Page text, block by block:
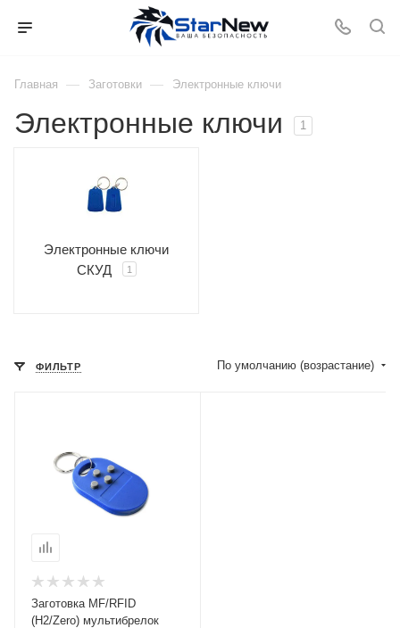
Главная — Заготовки — Электронные ключи
Электронные ключи 1
Электронные ключи
СКУД
1
ФИЛЬТР По умолчанию (возрастание)
Заготовка MF/RFID
(H2/Zero) мультибрелок